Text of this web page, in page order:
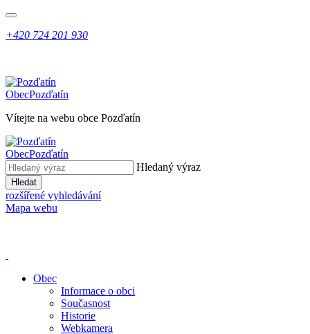
+420 724 201 930
ObecPozďatín
Vítejte na webu obce Pozďatín
ObecPozďatín
Hledaný výraz
Hledat
rozšířené vyhledávání
Mapa webu
Obec
Informace o obci
Současnost
Historie
Webkamera